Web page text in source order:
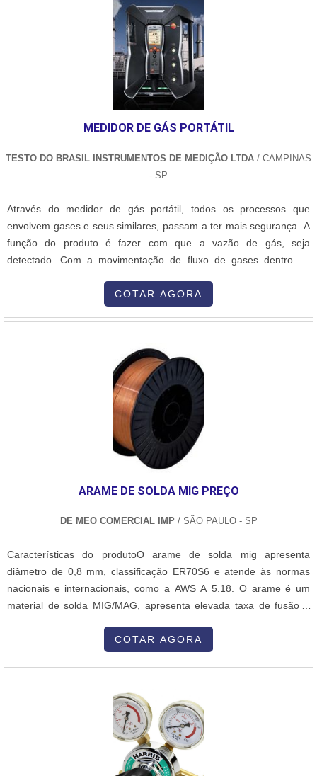
MEDIDOR DE GÁS PORTÁTIL
TESTO DO BRASIL INSTRUMENTOS DE MEDIÇÃO LTDA / CAMPINAS
- SP
Através do medidor de gás portátil, todos os processos que
envolvem gases e seus similares, passam a ter mais segurança. A
função do produto é fazer com que a vazão de gás, seja
detectado. Com a movimentação de fluxo de gases dentro de
importância do uso de um medidor de gás, é devido a capacidade
de rápida captação de vazamento ou erro de fluxo dentro dos
COTAR AGORA
ARAME DE SOLDA MIG PREÇO
DE MEO COMERCIAL IMP/ SÃO PAULO - SP
Características do produtoO arame de solda mig apresenta
diâmetro de 0,8 mm, classificação ER70S6 e atende às normas
nacionais e internacionais, como a AWS A 5.18. O arame é um
material de solda MIG/MAG, apresenta elevada taxa de fusão e
camada de escória. Onde comprar o arame de solda mig preço
COTAR AGORA